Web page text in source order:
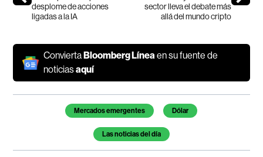
desplome de acciones
ligadas a la IA
sector lleva el debate más
allá del mundo cripto
Convierta Bloomberg Líneaen su fuente de
noticiasaquí
Temas de este artículo
Mercados emergentes Dólar
Las noticias del día